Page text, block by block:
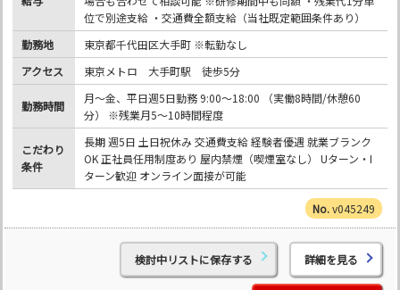
位で別途支給 ・交通費全額支給（当社既定範囲条件あり）
勤務地
東京都千代田区大手町 ※転勤なし
アクセス
東京メトロ 大手町駅 徒歩5分
勤務時間
月～金、平日週5日勤務 9:00～18:00 （実働8時間/休憩60
分） ※残業月5～10時間程度
こだわり
条件
長期 週5日 土日祝休み 交通費支給 経験者優遇 就業ブランク
OK 正社員任用制度あり 屋内禁煙（喫煙室なし） Uターン・I
ターン歓迎 オンライン面接が可能
v045249
検討中リストに保存する 詳細を見る